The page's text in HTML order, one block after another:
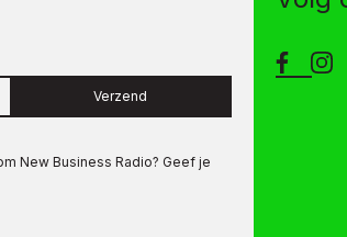
Verzend
New Business Radio? Geef je